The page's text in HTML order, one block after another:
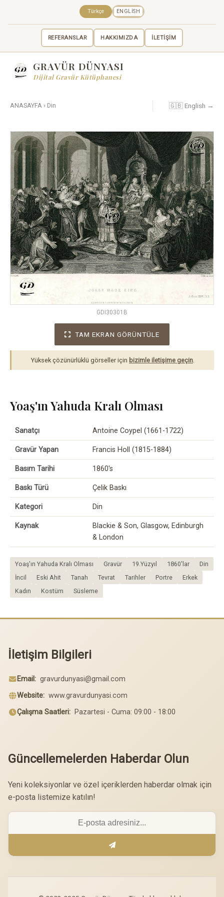
REFERANSLAR HAKKIMIZDA İLETİŞİM
Türkçe ENGLISH
GRAVÜR DÜNYASI
Dijital Gravür Kütüphanesi
ANASAYFA › Din 🇬🇧 English →
GDI30301B
TAM EKRAN GÖRÜNTÜLE
Yüksek çözünürlüklü görseller için bizimle iletişime geçin.
Yoaş'ın Yahuda Kralı Olması
Sanatçı Antoine Coypel (1661-1722)
Gravür Yapan Francis Holl (1815-1884)
Basım Tarihi 1860's
Baskı Türü Çelik Baskı
Kategori Din
Kaynak
Blackie & Son, Glasgow, Edinburgh
& London
Yoaş'ın Yahuda Kralı Olması Gravür 19.Yüzyıl 1860'lar
Din
İncil
Eski Ahit Tanah Tevrat Tarihler Portre
Erkek
Kadın
Kostüm Süsleme
İletişim Bilgileri
Email: gravurdunyasi@gmail.com
Website: www.gravurdunyasi.com
Çalışma Saatleri: Pazartesi - Cuma: 09:00 - 18:00
Güncellemelerden Haberdar Olun
Yeni koleksiyonlar ve özel içeriklerden haberdar olmak için
e-posta listemize katılın!